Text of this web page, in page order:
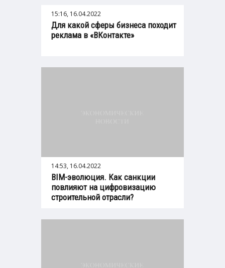
15:16, 16.04.2022
Для какой сферы бизнеса походит
реклама в «ВКонтакте»
14:53, 16.04.2022
BIM-эволюция. Как санкции
повлияют на цифровизацию
строительной отрасли?